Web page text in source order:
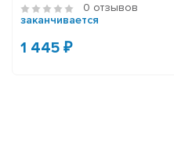
0 отзывов
заканчивается
1 445 ₽